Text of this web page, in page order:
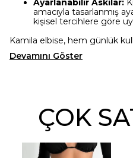
amacıyla tasarlanmış
kişisel tercihlere göre
Kamila elbise, hem günlük
Devamını Göster
ÇOK